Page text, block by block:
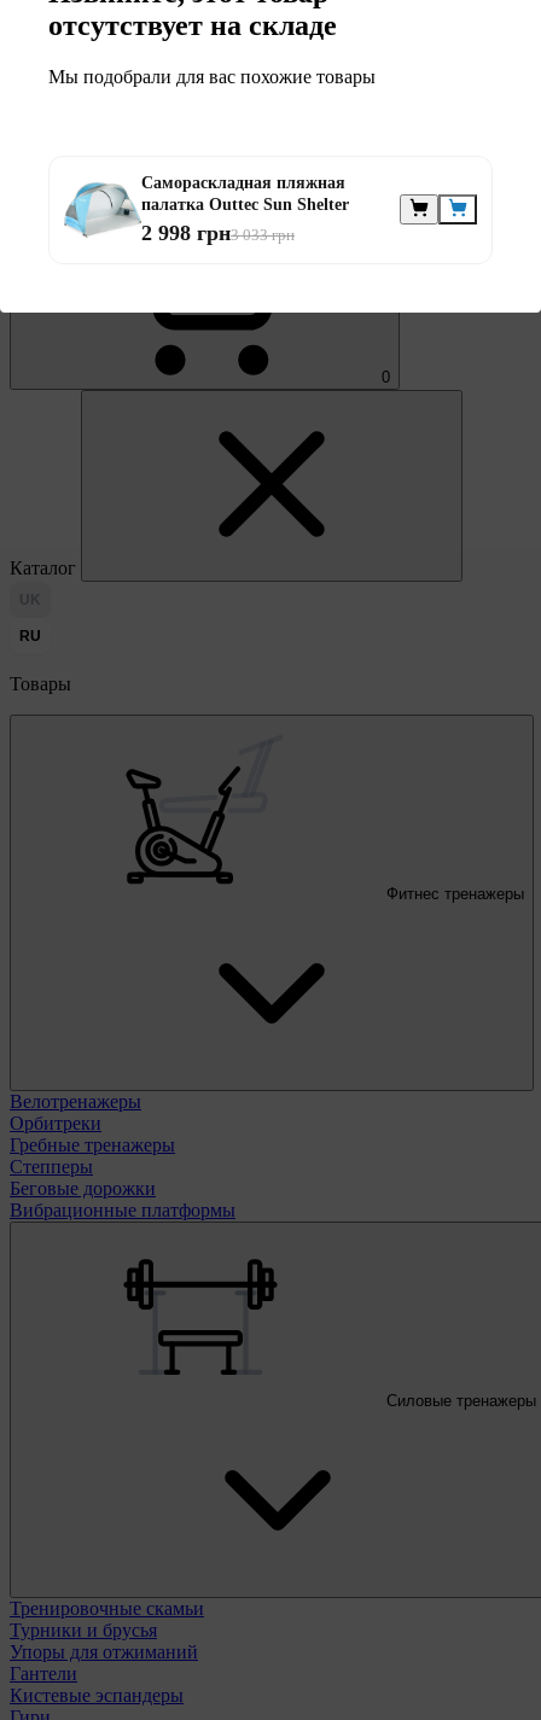
0
Каталог
UK
RU
Товары
Фитнес тренажеры
Велотренажеры
Орбитреки
Гребные тренажеры
Степперы
Беговые дорожки
Вибрационные платформы
Силовые тренажеры
Тренировочные скамьи
Турники и брусья
Упоры для отжиманий
Гантели
Кистевые эспандеры
отсутствует на складе
Мы подобрали для вас похожие товары
Самораскладная пляжная
палатка Outtec Sun Shelter
2 998 грн3 033 грн